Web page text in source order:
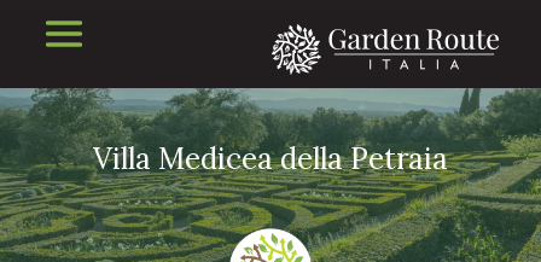
Villa Medicea della Petraia